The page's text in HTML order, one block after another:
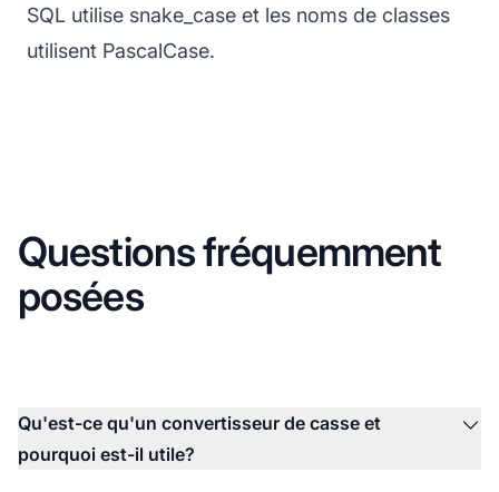
SQL utilise snake_case et les noms de classes
utilisent PascalCase.
Questions fréquemment
posées
Qu'est-ce qu'un convertisseur de casse et
pourquoi est-il utile?